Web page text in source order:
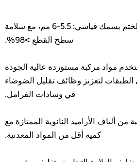
1. لوحة خلفية دقيقة للختم بسمك قياسي: 5.5-6 مم، مع سلامة
سطح القطع >98%.
مواد مركبة مستوردة عالية الجودة
لتعزيز وظائف تقليل الضوضاء
في وسادات الفرامل.
من ألياف الأراميد النانوية الممتازة مع
كمية أقل من المواد المعدنية.